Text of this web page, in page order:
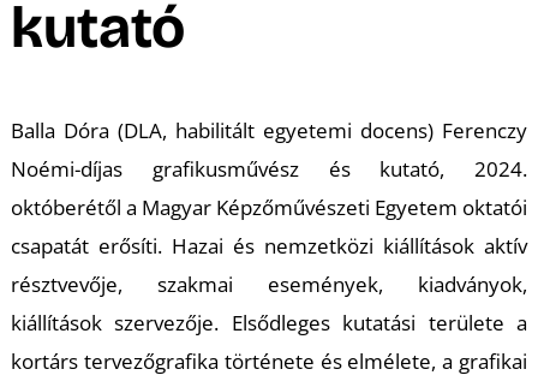
kutató
Balla Dóra (DLA, habilitált egyetemi docens) Ferenczy
Noémi-díjas grafikusművész és kutató, 2024.
októberétől a Magyar Képzőművészeti Egyetem oktatói
csapatát erősíti. Hazai és nemzetközi kiállítások aktív
résztvevője, szakmai események, kiadványok,
kiállítások szervezője. Elsődleges kutatási területe a
kortárs tervezőgrafika története és elmélete, a grafikai